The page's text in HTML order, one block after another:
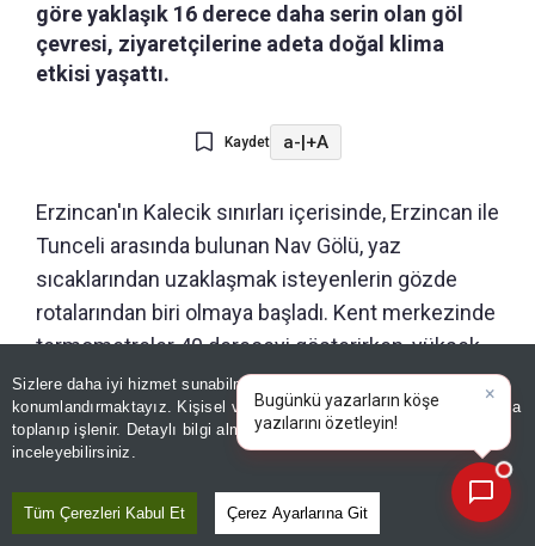
Sizlere daha iyi hizmet sunabilmek adına sitemizde
konumlandırmaktayız. Kişisel verileriniz, KVKK ve GDPR kapsamında
toplanıp işlenir. Detaylı bilgi almak içinAydınlatma Metnimizi
inceleyebilirsiniz.
Tüm Çerezleri Kabul Et Çerez Ayarlarına Git
göre yaklaşık 16 derece daha serin olan göl
çevresi, ziyaretçilerine adeta doğal klima
etkisi yaşattı.
Kaydet a-|+A
Erzincan'ın Kalecik sınırları içerisinde, Erzincan ile
Tunceli arasında bulunan Nav Gölü, yaz
sıcaklarından uzaklaşmak isteyenlerin gözde
rotalarından biri olmaya başladı. Kent merkezinde
termometreler 40 dereceyi gösterirken, yüksek
rakımdaki göl çevresinde sıcaklığın yaklaşık 24
derece ölçülmesi ziyaretçilere rahat bir nefes
aldırdı.
Zorlu arazi koşullarını aşarak göle ulaşan
doğaseverler, berrak suda yüzerek serinledi. Gün
Bugünkü yazarların kö